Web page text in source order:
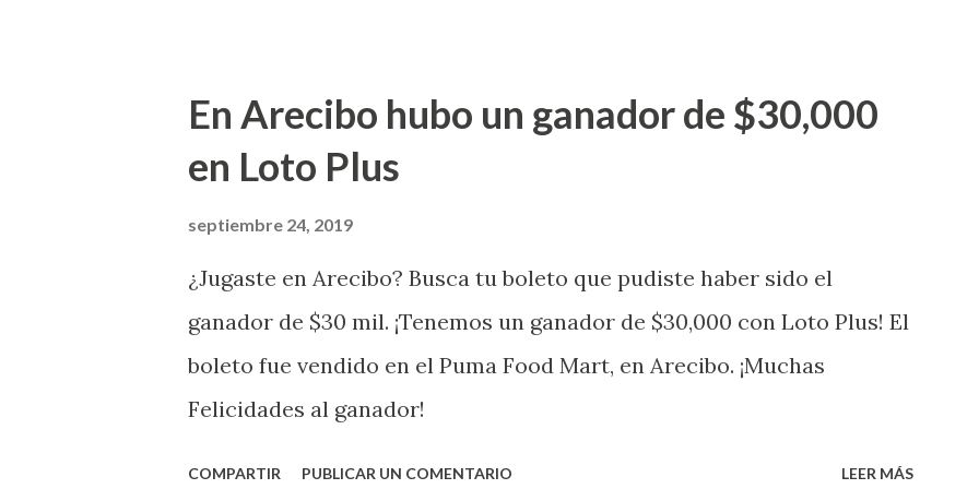
la farmacia Yarimar de la Urbanización Las Lomas en el Municipio de
San Juan ¡Enhorabuena que lo disfrute! ...
En Arecibo hubo un ganador de $30,000
en Loto Plus
septiembre 24, 2019
¿Jugaste en Arecibo? Busca tu boleto que pudiste haber sido el
ganador de $30 mil. ¡Tenemos un ganador de $30,000 con Loto Plus! El
boleto fue vendido en el Puma Food Mart, en Arecibo. ¡Muchas
Felicidades al ganador!
COMPARTIR PUBLICAR UN COMENTARIO LEER MÁS